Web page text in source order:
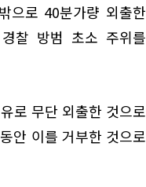
으로 40분가량 외출한
찰 방범 초소 주위를
로 무단 외출한 것으로
안 이를 거부한 것으로